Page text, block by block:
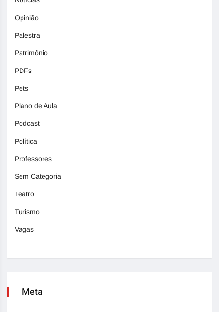
Opinião
Palestra
Patrimônio
PDFs
Pets
Plano de Aula
Podcast
Política
Professores
Sem Categoria
Teatro
Turismo
Vagas
Meta